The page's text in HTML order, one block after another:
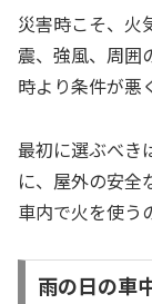
災害時こそ、火
震、強風、周囲
時より条件が悪
最初に選ぶべき
に、屋外の安全
車内で火を使う
雨の日の車